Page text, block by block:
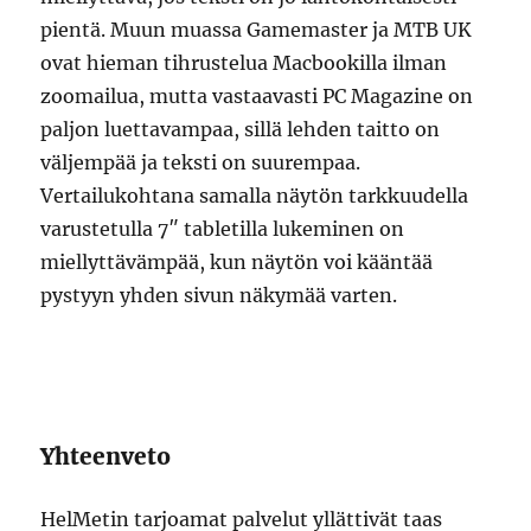
pientä. Muun muassa Gamemaster ja MTB UK
ovat hieman tihrustelua Macbookilla ilman
zoomailua, mutta vastaavasti PC Magazine on
paljon luettavampaa, sillä lehden taitto on
väljempää ja teksti on suurempaa.
Vertailukohtana samalla näytön tarkkuudella
varustetulla 7″ tabletilla lukeminen on
miellyttävämpää, kun näytön voi kääntää
pystyyn yhden sivun näkymää varten.
Yhteenveto
HelMetin tarjoamat palvelut yllättivät taas